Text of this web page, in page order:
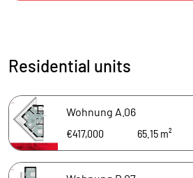
Residential units
Wohnung A.06
€417,000
65.15 m²